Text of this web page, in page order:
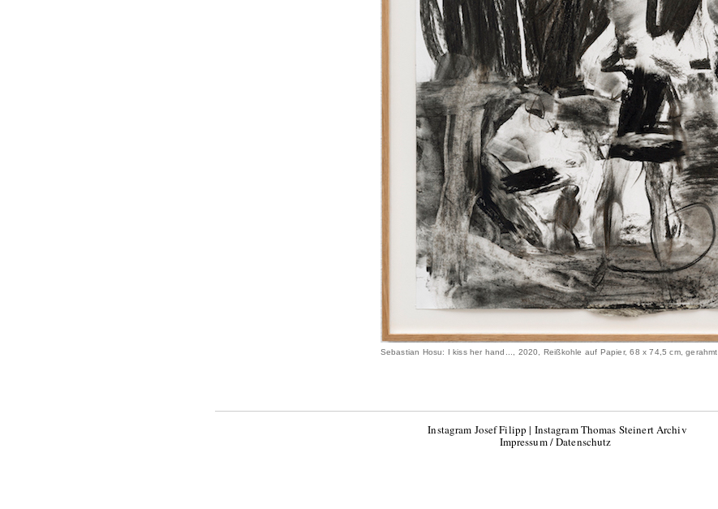
Sebastian Hosu: I kiss her hand..., 2020, Reißkohle auf Papier, 68 x 74,5 cm, gerahmt
Instagram Josef Filipp | Instagram Thomas Steinert Archiv
Impressum / Datenschutz